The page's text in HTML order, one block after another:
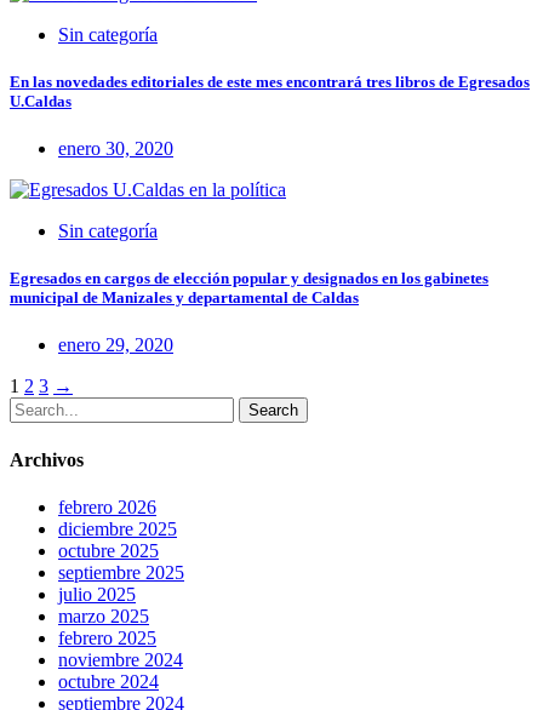
Sin categoría
En las novedades editoriales de este mes encontrará tres libros de Egresados
U.Caldas
enero 30, 2020
Sin categoría
Egresados en cargos de elección popular y designados en los gabinetes
municipal de Manizales y departamental de Caldas
enero 29, 2020
Posts
navigation
1 2 3 →
Search
Archivos
febrero 2026
diciembre 2025
octubre 2025
septiembre 2025
julio 2025
marzo 2025
febrero 2025
noviembre 2024
octubre 2024
septiembre 2024